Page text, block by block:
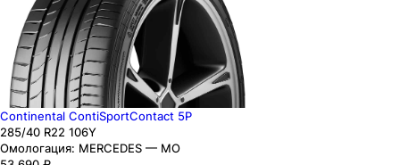
Continental ContiSportContact 5P
285/40 R22 106Y
Омологация: MERCEDES — MO